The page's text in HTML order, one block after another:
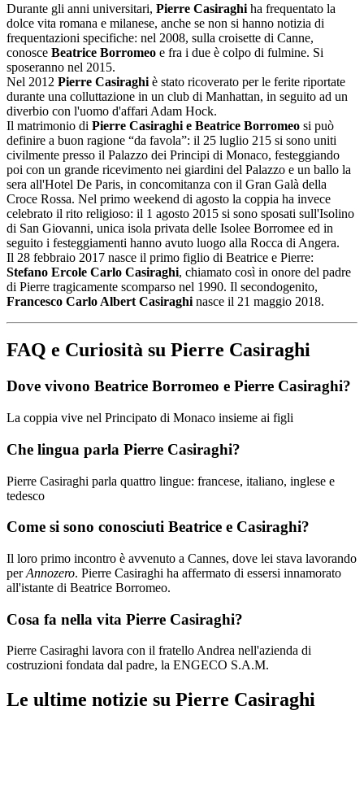
Durante gli anni universitari, Pierre Casiraghi ha frequentato la
dolce vita romana e milanese, anche se non si hanno notizia di
frequentazioni specifiche: nel 2008, sulla croisette di Canne,
conosce Beatrice Borromeo e fra i due è colpo di fulmine. Si
sposeranno nel 2015.
Nel 2012 Pierre Casiraghi è stato ricoverato per le ferite riportate
durante una colluttazione in un club di Manhattan, in seguito ad un
diverbio con l'uomo d'affari Adam Hock.
Il matrimonio di Pierre Casiraghi e Beatrice Borromeo si può
definire a buon ragione “da favola”: il 25 luglio 215 si sono uniti
civilmente presso il Palazzo dei Principi di Monaco, festeggiando
poi con un grande ricevimento nei giardini del Palazzo e un ballo la
sera all'Hotel De Paris, in concomitanza con il Gran Galà della
Croce Rossa. Nel primo weekend di agosto la coppia ha invece
celebrato il rito religioso: il 1 agosto 2015 si sono sposati sull'Isolino
di San Giovanni, unica isola privata delle Isolee Borromee ed in
seguito i festeggiamenti hanno avuto luogo alla Rocca di Angera.
Il 28 febbraio 2017 nasce il primo figlio di Beatrice e Pierre:
Stefano Ercole Carlo Casiraghi, chiamato così in onore del padre
di Pierre tragicamente scomparso nel 1990. Il secondogenito,
Francesco Carlo Albert Casiraghi nasce il 21 maggio 2018.
FAQ e Curiosità su Pierre Casiraghi
Dove vivono Beatrice Borromeo e Pierre Casiraghi?
La coppia vive nel Principato di Monaco insieme ai figli
Che lingua parla Pierre Casiraghi?
Pierre Casiraghi parla quattro lingue: francese, italiano, inglese e
tedesco
Come si sono conosciuti Beatrice e Casiraghi?
Il loro primo incontro è avvenuto a Cannes, dove lei stava lavorando
perAnnozero. Pierre Casiraghi ha affermato di essersi innamorato
all'istante di Beatrice Borromeo.
Cosa fa nella vita Pierre Casiraghi?
Pierre Casiraghi lavora con il fratello Andrea nell'azienda di
costruzioni fondata dal padre, la ENGECO S.A.M.
Le ultime notizie su Pierre Casiraghi